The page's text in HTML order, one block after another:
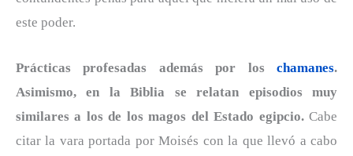
este poder.
Prácticas profesadas además por los chamanes.
Asimismo, en la Biblia se relatan episodios muy
similares a los de los magos del Estado egipcio.Cabe
citar la vara portada por Moisés con la que llevó a cabo